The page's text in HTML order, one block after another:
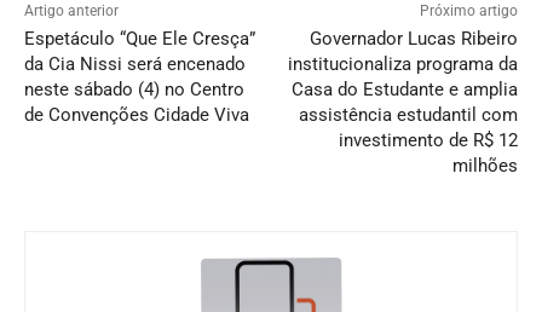
Artigo anterior
Espetáculo “Que Ele Cresça”
da Cia Nissi será encenado
neste sábado (4) no Centro
de Convenções Cidade Viva
Próximo artigo
Governador Lucas Ribeiro
institucionaliza programa da
Casa do Estudante e amplia
assistência estudantil com
investimento de R$ 12
milhões